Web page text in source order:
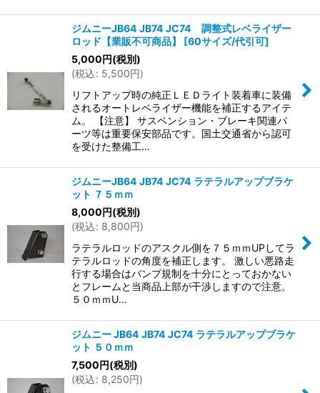
ジムニーJB64 JB74 JC74 調整式レベライザー
ロッド【業販不可商品】
[60サイズ/代引可]
5,000円(税別)
(税込: 5,500円)
リフトアップ時の純正ＬＥＤライト装着車に装備
されるオートレベライザー機能を補正するアイテ
ム。 【注意】 サスペンション・ブレーキ関連パ
ーツ等は重要保安部品です。国土交通省から認可
を受けた整備工…
ジムニーJB64 JB74 JC74 ラテラルアップブラケ
ット ７５ｍｍ
8,000円(税別)
(税込: 8,800円)
ラテラルロッドのアスクル側を７５ｍｍUPしてラ
テラルロッドの角度を補正します。 激しい悪路走
行する場合はバンプ規制を十分にとっておかない
とフレームと当商品上部が干渉しますので注意。
５０ｍｍU…
ジムニー JB64 JB74 JC74 ラテラルアップブラケ
ット ５０ｍｍ
7,500円(税別)
(税込: 8,250円)